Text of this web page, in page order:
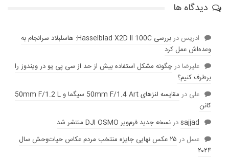
دیدگاه ها
ادریس در
بررسی Hasselblad X2D II 100C: هاسلبلاد سرانجام به
وعده‌‌اش عمل کرد
عليرضادرچگونه مشکل استفاده بیش از حد از سی پی یو در ویندوز را
برطرف کنیم؟
علی در
مقایسه لنز‌های 50mm F/1.4 Art سیگما و 50mm F/1.2 L
کانن
sajjadدرنسخه جدید فرم‌ویر DJI OSMO منتشر شد
عسل در
۲۵ عکس نهایی جایزه منتخب مردم عکاس حیات‌وحش سال
۲۰۲۴